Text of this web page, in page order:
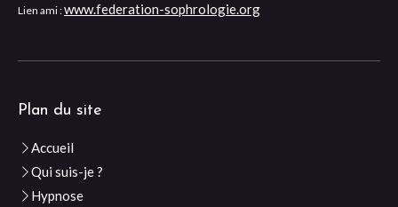
Lien ami :www.federation-sophrologie.org
Plan du site
Accueil
Qui suis-je ?
Hypnose